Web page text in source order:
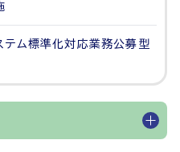
テム標準化対応業務公募型